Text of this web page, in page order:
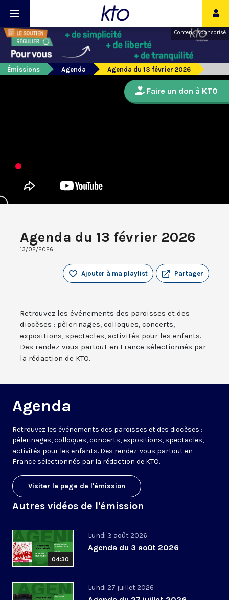
Contenu sponsorisé
Émissions Agenda Agenda du 13 février 2026
Agenda du 13 février 2026
13/02/2026
Partager
Ajouter à ma playlist
Retrouvez les événements des paroisses et des
diocèses : pèlerinages, colloques, concerts,
expositions, spectacles, activités pour les enfants.
Des rendez-vous partout en France sélectionnés par
la rédaction de KTO.
Agenda
Retrouvez les événements des paroisses et des diocèses :
pèlerinages, colloques, concerts, expositions, spectacles,
activités pour les enfants. Des rendez-vous partout en
France sélectionnés par la rédaction de KTO.
Visiter la page de l'émission
Autres vidéos de l'émission
04:30
Lundi 3 août 2026
Agenda du 3 août 2026
Lundi 27 juillet 2026
Faire un don à KTO